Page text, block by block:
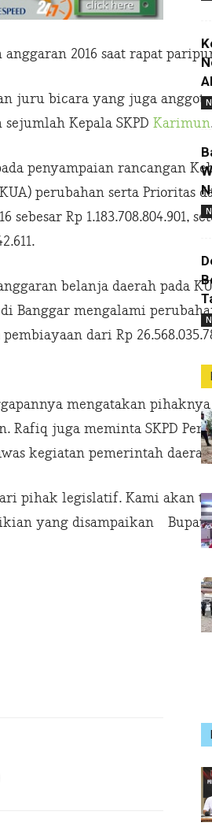
2016 saat rapat
bicara yang juga anggota
Kepala SKPD Karimun
penyampaian rancangan
perubahan serta Prioritas
sebesar Rp 1.183.708.804.901,
belanja daerah pada
Banggar mengalami
dari Rp
mengatakan
juga meminta SKPD
kegiatan pemerintah
pihak legislatif. Kami akan
yang disampaikan